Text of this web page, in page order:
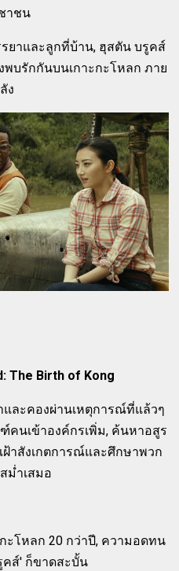
าชน
ยาและลูกที่บ้าน, ฮุสตัน บรูคส์
บรักกันบนเกาะกะโหลก ภาย
ง
The Birth of Kong
ละคองผ่านเหตุการณ์ที่แล้วๆ
คนเข้าองค์กรเพิ่ม, ค้นหาอสูร
าสังเกตการณ์และศึกษาพวก
ม่ำเสมอ
ะโหลก 20 กว่าปี, ความอดทน
คส์' ก็ขาดสะบั้น